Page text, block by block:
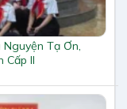
Tạ Ơn,
Cấp II